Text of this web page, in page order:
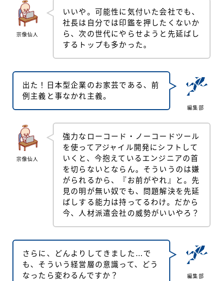
宗像仙人
いいや。可能性に気付いた会社でも、
社長は自分では印鑑を押したくないか
ら、次の世代にやらせようと先延ばし
するトップも多かった。
編集部
出た！日本型企業のお家芸である、前
例主義と事なかれ主義。
宗像仙人
強力なローコード・ノーコードツール
を使ってアジャイル開発にシフトして
いくと、今抱えているエンジニアの首
を切らないとならん。そういうのは嫌
がられるから、『お前がやれ』と。先
見の明が無い奴でも、問題解決を先延
ばしする能力は持ってるわけ。だから
今、人材派遣会社の威勢がいいやろ？
編集部
さらに、どんよりしてきました…で
も、そういう経営層の意識って、どう
なったら変わるんですか？